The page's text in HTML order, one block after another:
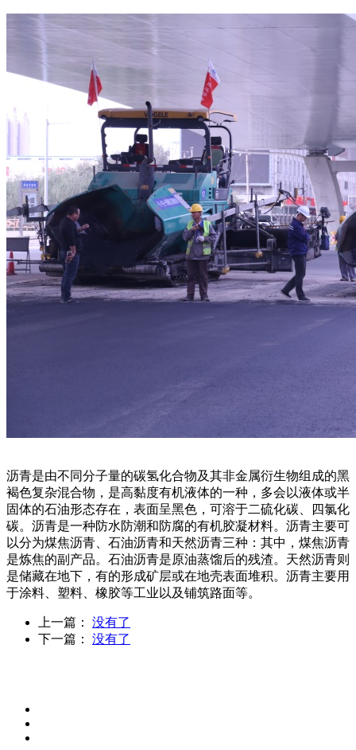
沥青是由不同分子量的碳氢化合物及其非金属衍生物组成的黑
褐色复杂混合物，是高黏度有机液体的一种，多会以液体或半
固体的石油形态存在，表面呈黑色，可溶于二硫化碳、四氯化
碳。沥青是一种防水防潮和防腐的有机胶凝材料。沥青主要可
以分为煤焦沥青、石油沥青和天然沥青三种：其中，煤焦沥青
是炼焦的副产品。石油沥青是原油蒸馏后的残渣。天然沥青则
是储藏在地下，有的形成矿层或在地壳表面堆积。沥青主要用
于涂料、塑料、橡胶等工业以及铺筑路面等。
上一篇：
没有了
下一篇：
没有了